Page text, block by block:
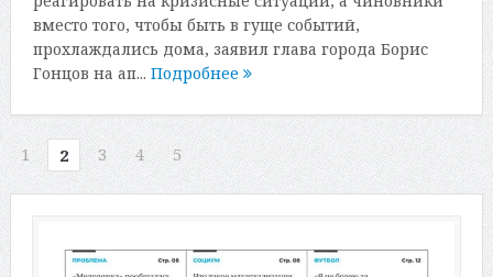
вместо того, чтобы быть в гуще событий,
прохлаждались дома, заявил глава города Борис
Гонцов на ап... Подробнее
1 2 3 4 5